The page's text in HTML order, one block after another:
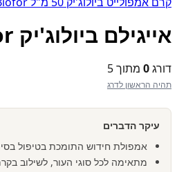
אייגילם ביולוג'יק Biofor ביופור
דורג0 מתוך 5
תהיה הראשון לדרג
עיקר הדברים
אמפולת חידוש התומכת בטיפול
מתאימה לכל סוגי העור, לשילוב